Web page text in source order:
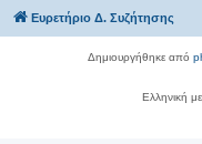
Ευρετήριο Δ. Συζήτησης
Δημιουργήθηκε από
Ελληνική